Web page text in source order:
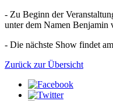
- Zu Beginn der
unter dem Namen Benjamin
- Die nächste Show findet
Zurück zur Übersicht